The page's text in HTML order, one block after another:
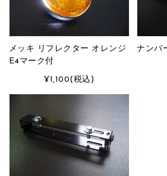
メッキ リフレクター オレンジ
E4マーク付
¥1,100(税込)
ナンバ